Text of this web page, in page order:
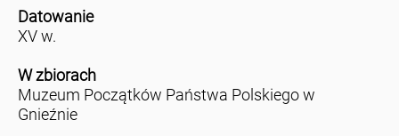
Datowanie
XV w.
W zbiorach
Muzeum Początków Państwa Polskiego w
Gnieźnie